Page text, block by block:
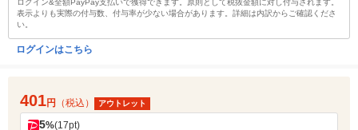
ログイン&全額PayPay支払いで獲得できます。原則として税抜金額に対し付与されます。
表示よりも実際の付与数、付与率が少ない場合があります。詳細は内訳からご確認くださ
い。
ログインはこちら
401円 （税込） アウトレット
5%(17pt)